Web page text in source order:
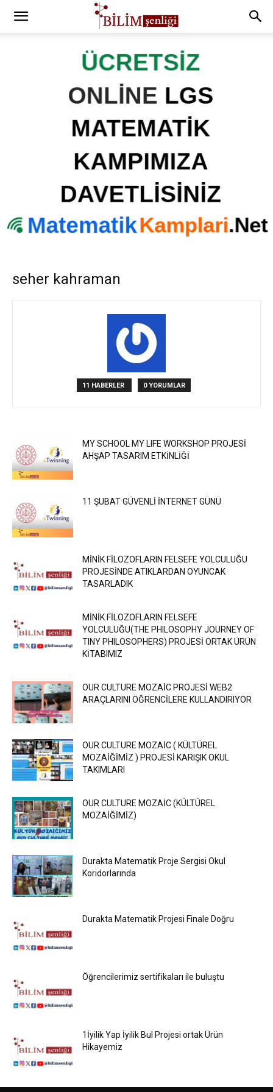
seher kahraman
11 HABERLER 0 YORUMLAR
MY SCHOOL MY LIFE WORKSHOP PROJESİ
AHŞAP TASARIM ETKİNLİĞİ
11 ŞUBAT GÜVENLİ İNTERNET GÜNÜ
MİNİK FİLOZOFLARIN FELSEFE YOLCULUĞU
PROJESİNDE ATIKLARDAN OYUNCAK
TASARLADIK
MİNİK FİLOZOFLARIN FELSEFE
YOLCULUĞU(THE PHILOSOPHY JOURNEY OF
TINY PHILOSOPHERS) PROJESİ ORTAK ÜRÜN
KİTABIMIZ
OUR CULTURE MOZAİC PROJESİ WEB2
ARAÇLARINI ÖĞRENCİLERE KULLANDIRIYOR
OUR CULTURE MOZAİC ( KÜLTÜREL
MOZAİĞİMİZ ) PROJESİ KARIŞIK OKUL
TAKIMLARI
OUR CULTURE MOZAİC (KÜLTÜREL
MOZAİĞİMİZ)
Durakta Matematik Proje Sergisi Okul
Koridorlarında
Durakta Matematik Projesi Finale Doğru
Öğrencilerimiz sertifikaları ile buluştu
1İyilik Yap İyilik Bul Projesi ortak Ürün
Hikayemiz